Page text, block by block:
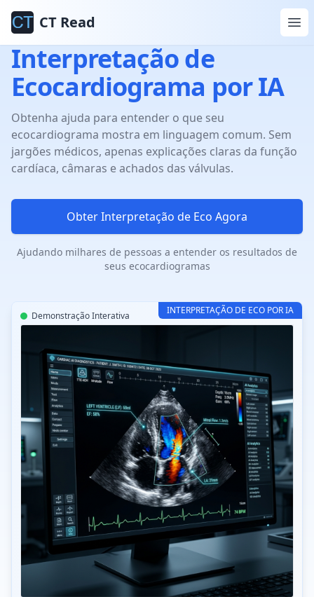
CT Read
Interpretação de
Ecocardiograma por IA
Obtenha ajuda para entender o que seu
ecocardiograma mostra em linguagem comum. Sem
jargões médicos, apenas explicações claras da função
cardíaca, câmaras e achados das válvulas.
Obter Interpretação de Eco Agora
Ajudando milhares de pessoas a entender os resultados de
seus ecocardiogramas
INTERPRETAÇÃO DE ECO POR IA
Demonstração Interativa CT-Read Eco IA v3.2